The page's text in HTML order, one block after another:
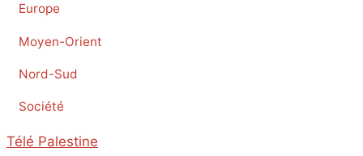
Europe
Moyen-Orient
Nord-Sud
Société
Télé Palestine